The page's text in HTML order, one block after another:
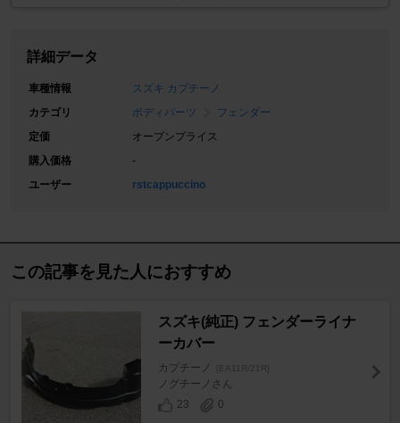
詳細データ
車種情報
スズキ カプチーノ
カテゴリ
ボディパーツ
フェンダー
定価
オープンプライス
購入価格
-
ユーザー
rstcappuccino
この記事を見た人におすすめ
スズキ(純正) フェンダーライナ
ーカバー
カプチーノ [EA11R/21R]
ノグチーノさん
23
0